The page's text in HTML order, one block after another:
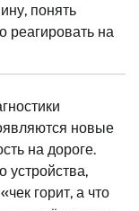
понять
реагировать на
новые
на дороге.
устройства,
горит, а что